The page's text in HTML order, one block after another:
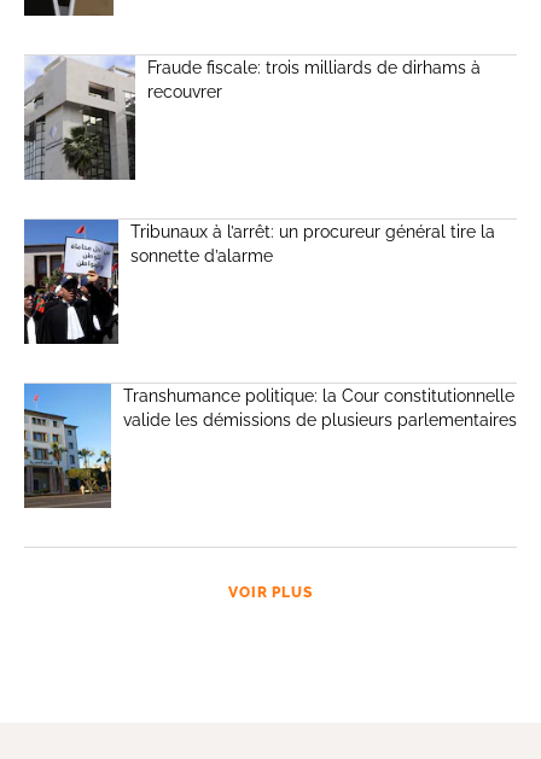
Fraude fiscale: trois milliards de dirhams à
recouvrer
Tribunaux à l’arrêt: un procureur général tire la
sonnette d’alarme
Transhumance politique: la Cour constitutionnelle
valide les démissions de plusieurs parlementaires
VOIR PLUS